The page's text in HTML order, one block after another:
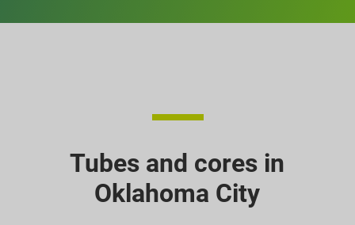
Tubes and cores in
Oklahoma City